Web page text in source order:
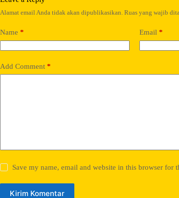
Alamat email Anda tidak akan dipublikasikan. Ruas yang wajib
Name * Email *
Add Comment *
Save my name, email and website in this browser for
Kirim Komentar